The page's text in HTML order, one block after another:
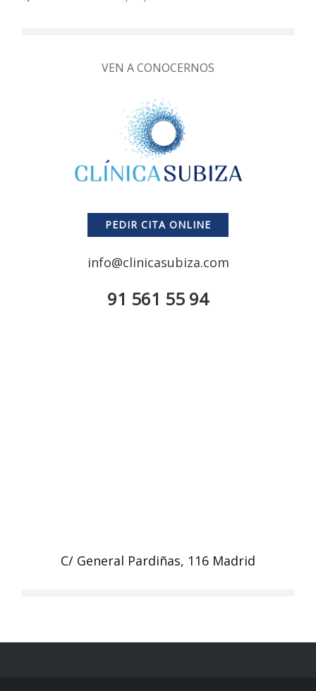
VEN A CONOCERNOS
PEDIR CITA ONLINE
info@clinicasubiza.com
91 561 55 94
C/ General Pardiñas, 116 Madrid